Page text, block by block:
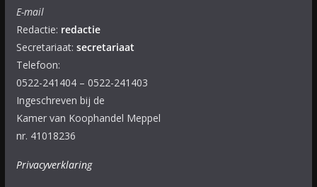
E-mail
Redactie: redactie
Secretariaat: secretariaat
Telefoon:
0522-241404 – 0522-241403
Ingeschreven bij de
Kamer van Koophandel Meppel
nr. 41018236
Privacyverklaring